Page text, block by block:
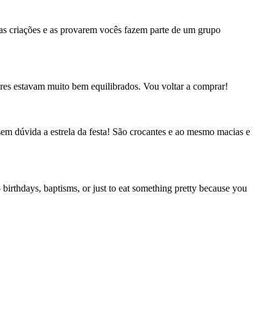
criações e as provarem vocês fazem parte de um grupo
estavam muito bem equilibrados. Vou voltar a comprar!
dúvida a estrela da festa! São crocantes e ao mesmo macias e
baptisms, or just to eat something pretty because you